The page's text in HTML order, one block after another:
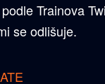
Trainova
se odlišuje.